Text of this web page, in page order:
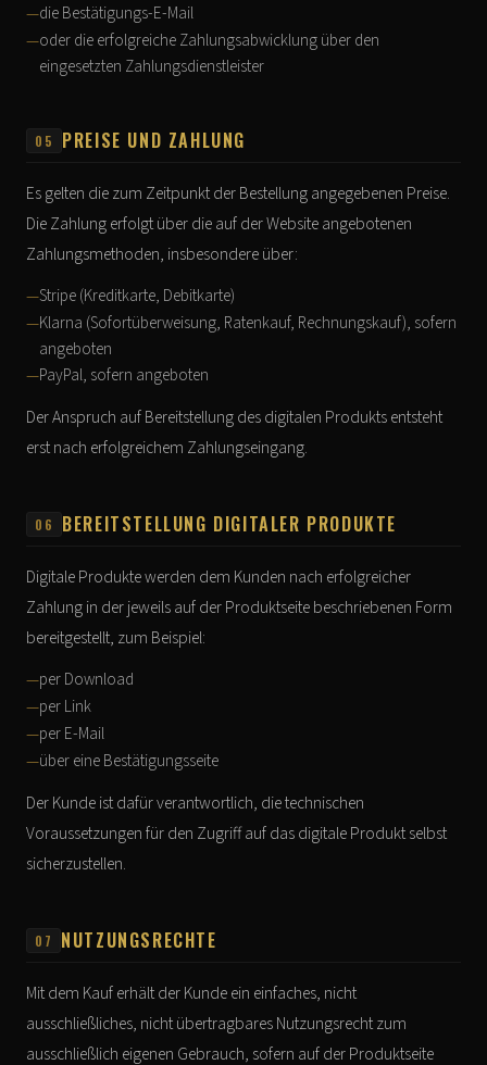
die Bestätigungs-E-Mail
oder die erfolgreiche Zahlungsabwicklung über den
eingesetzten Zahlungsdienstleister
05 PREISE UND ZAHLUNG
Es gelten die zum Zeitpunkt der Bestellung angegebenen Preise.
Die Zahlung erfolgt über die auf der Website angebotenen
Zahlungsmethoden, insbesondere über:
Stripe (Kreditkarte, Debitkarte)
Klarna (Sofortüberweisung, Ratenkauf, Rechnungskauf), sofern
angeboten
PayPal, sofern angeboten
Der Anspruch auf Bereitstellung des digitalen Produkts entsteht
erst nach erfolgreichem Zahlungseingang.
06 BEREITSTELLUNG DIGITALER PRODUKTE
Digitale Produkte werden dem Kunden nach erfolgreicher
Zahlung in der jeweils auf der Produktseite beschriebenen Form
bereitgestellt, zum Beispiel:
per Download
per Link
per E-Mail
über eine Bestätigungsseite
Der Kunde ist dafür verantwortlich, die technischen
Voraussetzungen für den Zugriff auf das digitale Produkt selbst
sicherzustellen.
07 NUTZUNGSRECHTE
Mit dem Kauf erhält der Kunde ein einfaches, nicht
ausschließliches, nicht übertragbares Nutzungsrecht zum
ausschließlich eigenen Gebrauch, sofern auf der Produktseite